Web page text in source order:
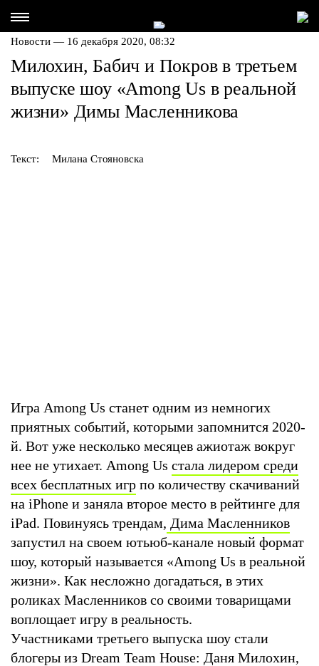
Новости — 16 декабря 2020, 08:32
Милохин, Бабич и Покров в третьем
выпуске шоу «Among Us в реальной
жизни» Димы Масленникова
Текст: Милана Стояновска
Игра Among Us станет одним из немногих
приятных событий, которыми запомнится 2020-
й. Вот уже несколько месяцев ажиотаж вокруг
нее не утихает. Among Us стала лидером среди
всех бесплатных игр по количеству скачиваний
на iPhone и заняла второе место в рейтинге для
iPad. Повинуясь трендам, Дима Масленников
запустил на своем ютьюб-канале новый формат
шоу, который называется «Among Us в реальной
жизни». Как несложно догадаться, в этих
роликах Масленников со своими товарищами
воплощает игру в реальность.
Участниками третьего выпуска шоу стали
блогеры из Dream Team House: Даня Милохин,